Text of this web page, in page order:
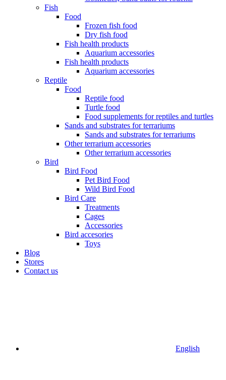
Fish
Food
Frozen fish food
Dry fish food
Fish health products
Aquarium accessories
Fish health products
Aquarium accessories
Reptile
Food
Reptile food
Turtle food
Food supplements for reptiles and turtles
Sands and substrates for terrariums
Sands and substrates for terrariums
Other terrarium accessories
Other terrarium accessories
Bird
Bird Food
Pet Bird Food
Wild Bird Food
Bird Care
Treatments
Cages
Accessories
Bird accesories
Toys
Blog
Stores
Contact us
English